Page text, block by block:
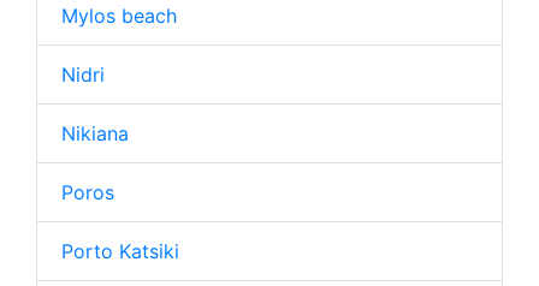
Mylos beach
Nidri
Nikiana
Poros
Porto Katsiki